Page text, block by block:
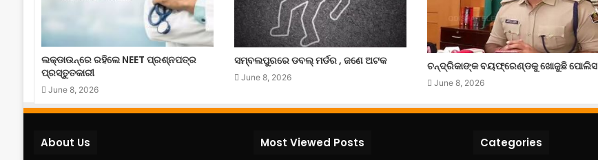
ଲକ୍‌ଡାଉନ୍‌ରେ ରହିଲେ NEET ପ୍ରଶ୍ନପତ୍ର
ପ୍ରସ୍ତୁତକାରୀ
June 8, 2026
ସମ୍ବଲପୁରରେ ଡବଲ୍ ମର୍ଡର , ଜଣେ ଅଟକ
June 8, 2026
ଚନ୍ଦ୍ରିକାଙ୍କ ବୟଫ୍ରେଣ୍ଡକୁ ଖୋଜୁଛି ପୋଲିସ
June 8, 2026
About Us Most Viewed Posts Categories